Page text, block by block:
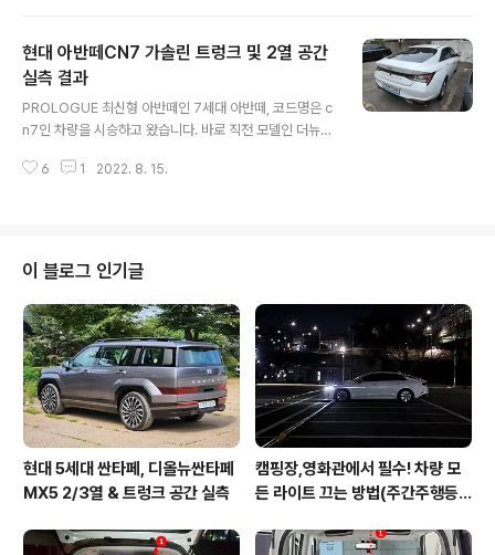
격으로 제 아베오를 구입해서 여지껏 타고 있습니다. 최근
엑센트 디젤 세단 dct 모델을 시승하면서 2열 공간과 트렁
크 공간도 측정을 해봤습니다. 엑센트 세단 2열 공간 실측
결과 2열 공간 헤드룸(바닥↔천장) : 117cm 2열 공간 헤
트 직각) : 85cm 2열 공간 레그룸(최소, 1열시트 직각) : ..
현대 아반떼CN7 가솔린 트렁크 및 2열 공간
실측 결과
PROLOGUE 최신형 아반떼인 7세대 아반떼, 코드명은 c
n7인 차량을 시승하고 왔습니다. 바로 직전 모델인 더뉴아
껴보려고 했었죠. 이전에 아반떼N과 일반 가솔린 모델의
헤드룸 (시트↔천장 ) : 85cm 2열 공간 헤드룸 (바닥↔
천장) : 115cm 2열 공간 레그룸 (최소, 1열시트 직각) : 62
cm 2열 공간 레그룸 (최대, 1열시트 직각) : 83cm 2열 시
트 너비 (시트 only) : 130cm 2열 시트 너비 (도어트림
↔도어트림) : 147cm 2열 센터 터널 높..
6 1 2022. 8. 15.
이 블로그 인기글
현대 5세대 싼타페, 디올뉴싼타페
MX5 2/3열 & 트렁크 공간 실측
캠핑장,영화관에서 필수! 차량 모
든 라이트 끄는 방법(주간주행등D